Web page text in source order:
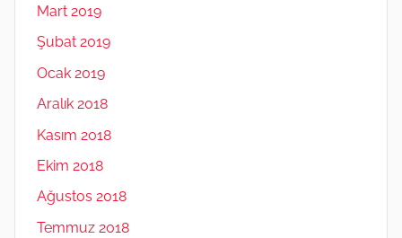
Mart 2019
Şubat 2019
Ocak 2019
Aralık 2018
Kasım 2018
Ekim 2018
Ağustos 2018
Temmuz 2018